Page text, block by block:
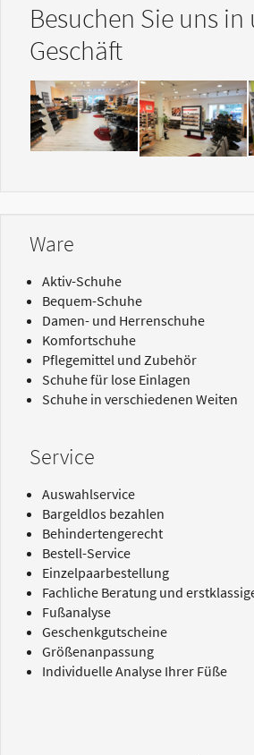
Besuchen Sie uns in
Geschäft
Show larger versionShow larger
Ware
Aktiv-Schuhe
Bequem-Schuhe
Damen- und Herrenschuhe
Komfortschuhe
Pflegemittel und Zubehör
Schuhe für lose Einlagen
Schuhe in verschiedenen Weiten
Service
Auswahlservice
Bargeldlos bezahlen
Behindertengerecht
Bestell-Service
Einzelpaarbestellung
Fachliche Beratung und
Fußanalyse
Geschenkgutscheine
Größenanpassung
Individuelle Analyse Ihrer Füße